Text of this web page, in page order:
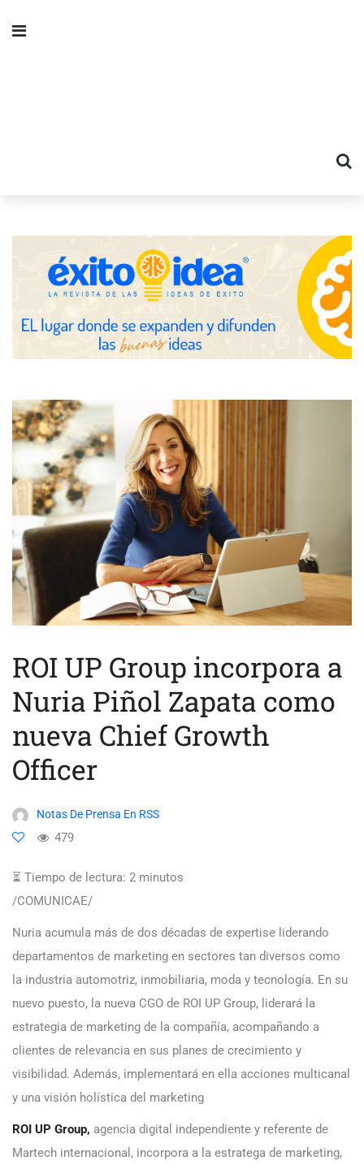
ROI UP Group incorpora a
Nuria Piñol Zapata como
nueva Chief Growth
Officer
Notas De Prensa En RSS
479
⏳ Tiempo de lectura: 2 minutos
/COMUNICAE/
Nuria acumula más de dos décadas de expertise liderando
departamentos de marketing en sectores tan diversos como
la industria automotriz, inmobiliaria, moda y tecnología. En su
nuevo puesto, la nueva CGO de ROI UP Group, liderará la
estrategia de marketing de la compañía, acompañando a
clientes de relevancia en sus planes de crecimiento y
visibilidad. Además, implementará en ella acciones multicanal
y una visión holística del marketing
ROI UP Group, agencia digital independiente y referente de
Martech internacional, incorpora a la estratega de marketing,